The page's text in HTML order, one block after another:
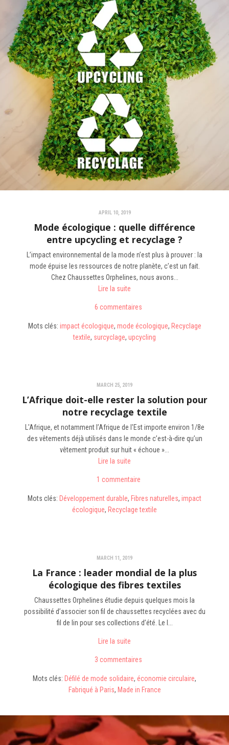
APRIL 10, 2019
Mode écologique : quelle différence
entre upcycling et recyclage ?
L’impact environnemental de la mode n’est plus à prouver : la
mode épuise les ressources de notre planète, c’est un fait.
Chez Chaussettes Orphelines, nous avons...
Lire la suite
6 commentaires
Mots clés: impact écologique, mode écologique, Recyclage
textile, surcyclage, upcycling
MARCH 25, 2019
L’Afrique doit-elle rester la solution pour
notre recyclage textile
L'Afrique, et notamment l’Afrique de l'Est importe environ 1/8e
des vêtements déjà utilisés dans le monde c’est-à-dire qu’un
vêtement produit sur huit « échoue »...
Lire la suite
1 commentaire
Mots clés: Développement durable, Fibres naturelles, impact
écologique, Recyclage textile
MARCH 11, 2019
La France : leader mondial de la plus
écologique des fibres textiles
Chaussettes Orphelines étudie depuis quelques mois la
possibilité d’associer son fil de chaussettes recyclées avec du
fil de lin pour ses collections d’été. Le l...
Lire la suite
3 commentaires
Mots clés: Défilé de mode solidaire, économie circulaire,
Fabriqué à Paris, Made in France